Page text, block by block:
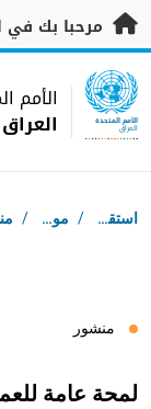
تخطى إلى المحتوى
مرحبا بك في
UN Logo
الأمم المتحدة
العراق
الأمم
العراق
مسار التنقل
استقبال / موارد /
منشور
لمحة عامة